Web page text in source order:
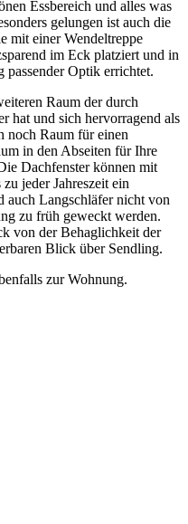
Essbereich und alles was
gelungen ist auch die
mit einer Wendeltreppe
im Eck platziert und in
passender Optik errichtet.
Raum der durch
hat und sich hervorragend als
noch Raum für einen
in den Abseiten für Ihre
Dachfenster können mit
jeder Jahreszeit ein
auch Langschläfer nicht von
zu früh geweckt werden.
von der Behaglichkeit der
Blick über Sendling.
zur Wohnung.